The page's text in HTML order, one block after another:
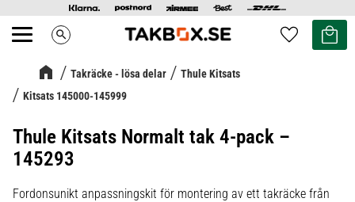
Meny search Favoriter
Kundvagn
Takräcke - lösa delar
Thule Kitsats
Kitsats 145000-145999
Thule Kitsats Normalt tak 4-pack –
145293
Fordonsunikt anpassningskit för montering av ett takräcke från